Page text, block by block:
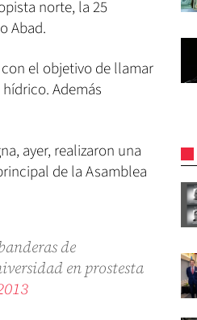
norte, la 25
Abad.
el objetivo de llamar
Además
ayer, realizaron una
de la Asamblea
de
en prostesta